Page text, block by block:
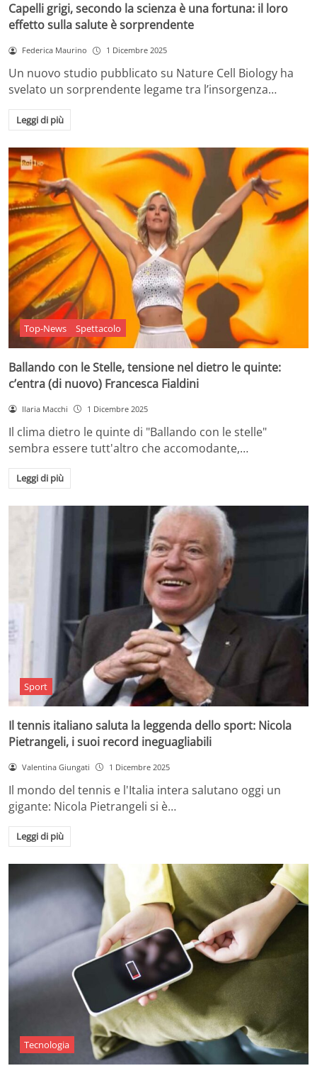
Capelli grigi, secondo la scienza è una fortuna: il loro
effetto sulla salute è sorprendente
Federica Maurino 1 Dicembre 2025
Un nuovo studio pubblicato su Nature Cell Biology ha
svelato un sorprendente legame tra l’insorgenza…
Leggi di più
Top-News Spettacolo
Ballando con le Stelle, tensione nel dietro le quinte:
c’entra (di nuovo) Francesca Fialdini
Ilaria Macchi 1 Dicembre 2025
Il clima dietro le quinte di "Ballando con le stelle"
sembra essere tutt'altro che accomodante,…
Leggi di più
Sport
Il tennis italiano saluta la leggenda dello sport: Nicola
Pietrangeli, i suoi record ineguagliabili
Valentina Giungati 1 Dicembre 2025
Il mondo del tennis e l'Italia intera salutano oggi un
gigante: Nicola Pietrangeli si è…
Leggi di più
Tecnologia